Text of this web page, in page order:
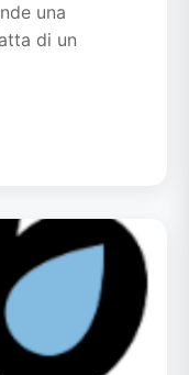
una
di un